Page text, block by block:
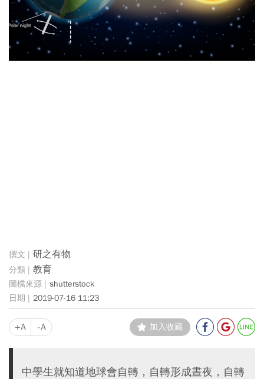
研之有物
教育
shutterstock
2019-07-16 11:23
+A -A 加入收藏
中學生就知道地球會自轉，自轉形成晝夜，自轉